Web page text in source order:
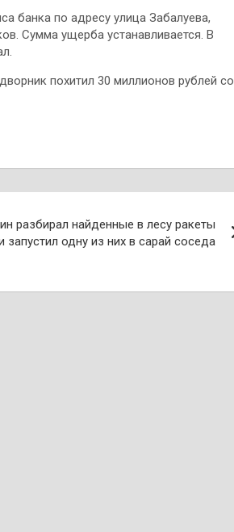
банка по адресу улица Забалуева,
Сумма ущерба устанавливается. В
похитил 30 миллионов рублей со
разбирал найденные в лесу ракеты
запустил одну из них в сарай соседа